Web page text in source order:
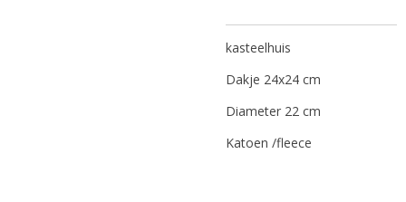
kasteelhuis
Dakje 24x24 cm
Diameter 22 cm
Katoen /fleece